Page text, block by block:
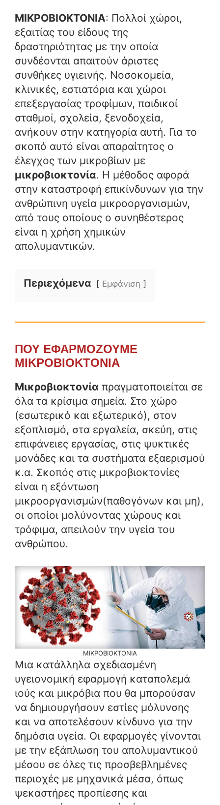
ΜΙΚΡΟΒΙΟΚΤΟΝΙΑ: Πολλοί χώροι,
εξαιτίας του είδους της
δραστηριότητας με την οποία
συνδέονται απαιτούν άριστες
συνθήκες υγιεινής. Νοσοκομεία,
κλινικές, εστιατόρια και χώροι
επεξεργασίας τροφίμων, παιδικοί
σταθμοί, σχολεία, ξενοδοχεία,
ανήκουν στην κατηγορία αυτή. Για το
σκοπό αυτό είναι απαραίτητος ο
έλεγχος των μικροβίων με
μικροβιοκτονία. Η μέθοδος αφορά
στην καταστροφή επικίνδυνων για την
ανθρώπινη υγεία μικροοργανισμών,
από τους οποίους ο συνηθέστερος
είναι η χρήση χημικών
απολυμαντικών.
Περιεχόμενα Εμφάνιση
ΠΟΥ ΕΦΑΡΜΟΖΟΥΜΕ
ΜΙΚΡΟΒΙΟΚΤΟΝΙA
Μικροβιοκτονία πραγματοποιείται σε
όλα τα κρίσιμα σημεία. Στο χώρο
(εσωτερικό και εξωτερικό), στον
εξοπλισμό, στα εργαλεία, σκεύη, στις
επιφάνειες εργασίας, στις ψυκτικές
μονάδες και τα συστήματα εξαερισμού
κ.α. Σκοπός στις μικροβιοκτονίες
είναι η εξόντωση
μικροοργανισμών(παθογόνων και μη),
οι οποίοι μολύνοντας χώρους και
τρόφιμα, απειλούν την υγεία του
ανθρώπου.
ΜΙΚΡΟΒΙΟΚΤΟΝΙΑ
Μια κατάλληλα σχεδιασμένη
υγειονομική εφαρμογή καταπολεμά
ιούς και μικρόβια που θα μπορούσαν
να δημιουργήσουν εστίες μόλυνσης
και να αποτελέσουν κίνδυνο για την
δημόσια υγεία. Οι εφαρμογές γίνονται
με την εξάπλωση του απολυμαντικού
μέσου σε όλες τις προσβεβλημένες
περιοχές με μηχανικά μέσα, όπως
ψεκαστήρες προπίεσης και